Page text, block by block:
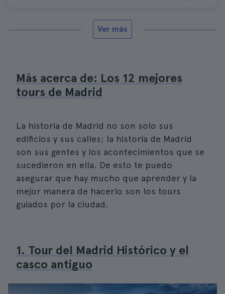
Ver más
Más acerca de: Los 12 mejores
tours de Madrid
La historia de Madrid no son solo sus
edificios y sus calles; la historia de Madrid
son sus gentes y los acontecimientos que se
sucedieron en ella. De esto te puedo
asegurar que hay mucho que aprender y la
mejor manera de hacerlo son los tours
guiados por la ciudad.
1. Tour del Madrid Histórico y el
casco antiguo